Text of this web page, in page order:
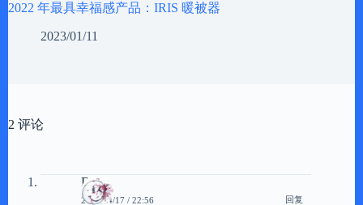
2022 年最具幸福感产品：IRIS 暖被器
2023/01/11
2 评论
Di
2011/04/17 / 22:56 回复